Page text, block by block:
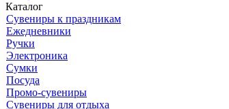
Каталог
Сувениры к праздникам
Ежедневники
Ручки
Электроника
Сумки
Посуда
Промо-сувениры
Сувениры для отдыха